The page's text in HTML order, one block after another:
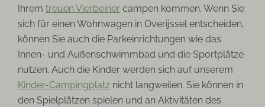
Ihremtreuen Vierbeiner campen kommen.Wenn Sie
sich für einen Wohnwagen in Overijssel entscheiden,
können Sie auch die Parkeinrichtungen wie das
Innen- und Außenschwimmbad und die Sportplätze
nutzen. Auch die Kinder werden sich auf unserem
Kinder-Campingplatz nicht langweilen. Sie können in
den Spielplätzen spielen und an Aktivitäten des